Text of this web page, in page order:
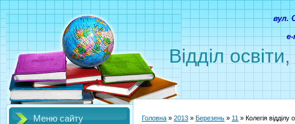
Відділ
вул.
Меню сайту Головна » 2013 » Березень » 11 » Колегія відділу